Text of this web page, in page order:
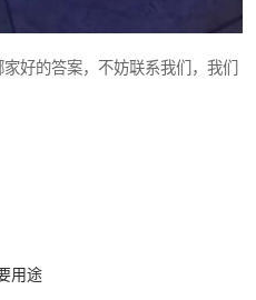
好的答案，不妨联系我们，我们
用途